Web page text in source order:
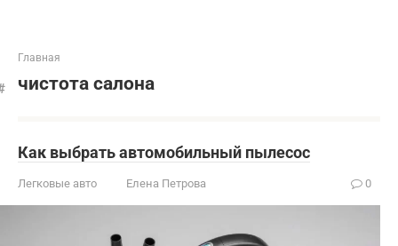
Главная
чистота салона
Как выбрать автомобильный пылесос
Легковые авто Елена Петрова 0